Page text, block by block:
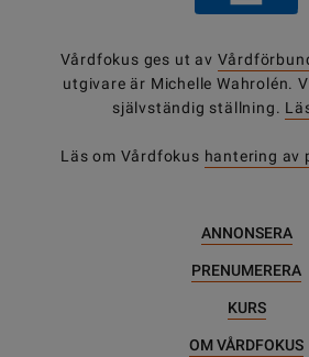
Vårdfokus ges ut av
utgivare är Michelle Wahrolén.
självständig ställning.
Läs om Vårdfokus hantering av
ANNONSERA
PRENUMERERA
KURS
OM VÅRDFOKUS